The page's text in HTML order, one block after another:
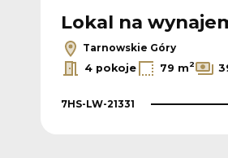
Lokal na
Tarnowskie Góry
4 pokoje
79 m2
7HS-LW-21331